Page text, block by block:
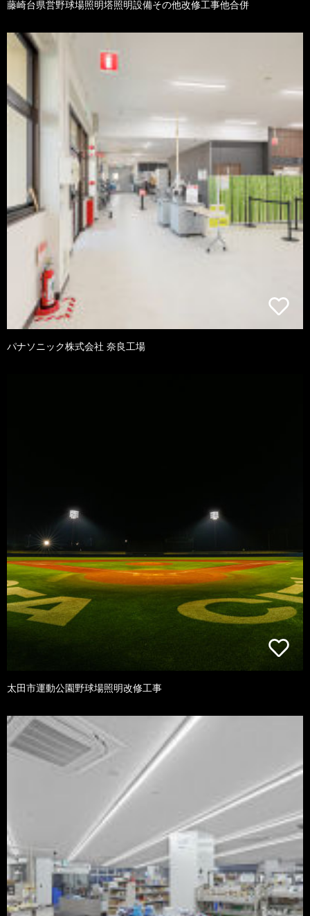
藤崎台県営野球場照明塔照明設備その他改修工事他合併
パナソニック株式会社 奈良工場
太田市運動公園野球場照明改修工事